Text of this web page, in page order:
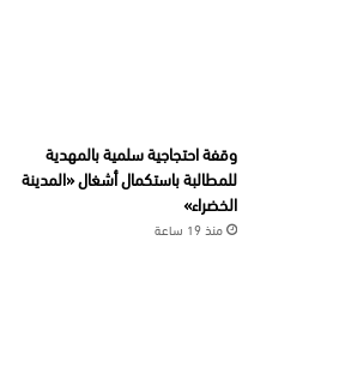
وقفة احتجاجية سلمية بالمهدية
للمطالبة باستكمال أشغال «المدينة
الخضراء»
منذ 19 ساعة